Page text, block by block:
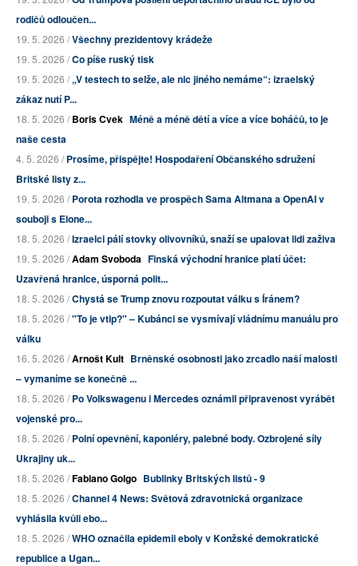
rodičů odloučen...
19. 5. 2026 /Všechny prezidentovy krádeže
19. 5. 2026 /Co píše ruský tisk
19. 5. 2026 /„V testech to selže, ale nic jiného nemáme“: izraelský
zákaz nutí P...
18. 5. 2026 /Boris Cvek Méně a méně dětí a více a více boháčů, to je
naše cesta
4. 5. 2026 /Prosíme, přispějte! Hospodaření Občanského sdružení
Britské listy z...
19. 5. 2026 /Porota rozhodla ve prospěch Sama Altmana a OpenAI v
souboji s Elone...
18. 5. 2026 /Izraelci pálí stovky olivovníků, snaží se upalovat lidi zaživa
19. 5. 2026 /Adam Svoboda Finská východní hranice platí účet:
Uzavřená hranice, úsporná polit...
18. 5. 2026 /Chystá se Trump znovu rozpoutat válku s Íránem?
18. 5. 2026 /"To je vtip?" – Kubánci se vysmívají vládnímu manuálu pro
válku
16. 5. 2026 /Arnošt Kult Brněnské osobnosti jako zrcadlo naší malosti
– vymaníme se konečně ...
18. 5. 2026 /Po Volkswagenu i Mercedes oznámil připravenost vyrábět
vojenské pro...
18. 5. 2026 /Polní opevnění, kaponiéry, palebné body. Ozbrojené síly
Ukrajiny uk...
18. 5. 2026 /Fabiano Golgo Bublinky Britských listů - 9
18. 5. 2026 /Channel 4 News: Světová zdravotnická organizace
vyhlásila kvůli ebo...
18. 5. 2026 /WHO označila epidemii eboly v Konžské demokratické
republice a Ugan...